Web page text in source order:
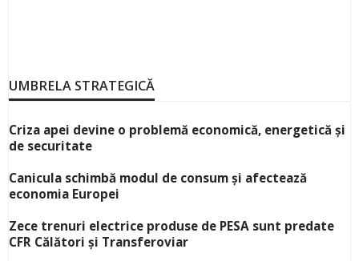
UMBRELA STRATEGICĂ
Criza apei devine o problemă economică, energetică și
de securitate
Canicula schimbă modul de consum și afectează
economia Europei
Zece trenuri electrice produse de PESA sunt predate
CFR Călători și Transferoviar